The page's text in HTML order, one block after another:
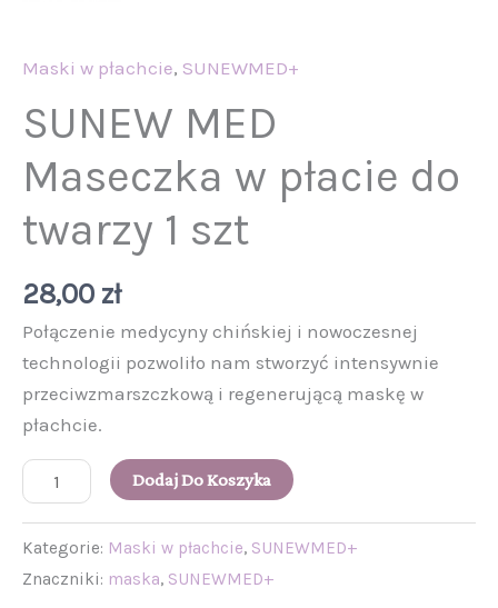
Maski w płachcie, SUNEWMED+
SUNEW MED
Maseczka w płacie do
twarzy 1 szt
28,00 zł
Połączenie medycyny chińskiej i nowoczesnej
technologii pozwoliło nam stworzyć intensywnie
przeciwzmarszczkową i regenerującą maskę w
płachcie.
Dodaj Do Koszyka
Kategorie: Maski w płachcie, SUNEWMED+
Znaczniki: maska, SUNEWMED+